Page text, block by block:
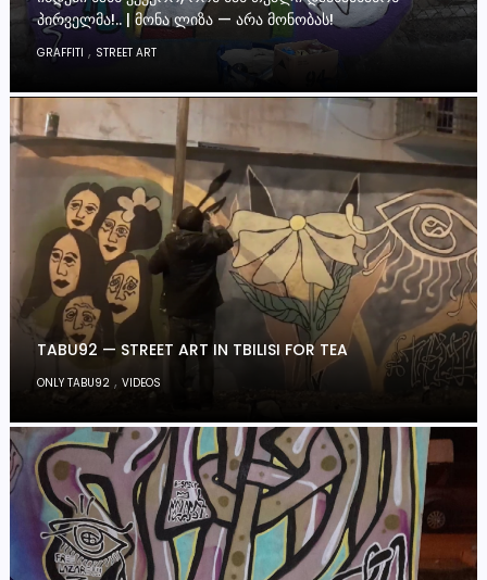
ᲞᲘᲠᲕᲔᲚᲛᲐ!.. | ᲛᲝᲜᲐ ᲚᲘᲖᲐ — ᲐᲠᲐ ᲛᲝᲜᲝᲑᲐᲡ!
GRAFFITI , STREET ART
TABU92 — STREET ART IN TBILISI FOR TEA
ONLY TABU92 ,VIDEOS